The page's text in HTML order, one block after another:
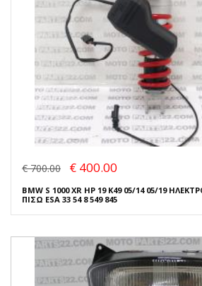
€ 700.00 € 400.00
BMW S 1000 XR HP 19 K49 05/14 05/19
ΠΙΣΩ ESA 33 54 8 549 845